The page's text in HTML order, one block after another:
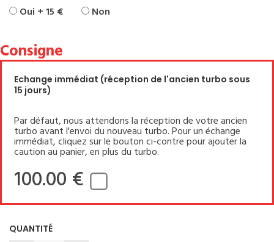
Oui + 15 € Non
Consigne
Echange immédiat (réception de l'ancien turbo sous
15 jours)
Par défaut, nous attendons la réception de votre ancien
turbo avant l'envoi du nouveau turbo. Pour un échange
immédiat, cliquez sur le bouton ci-contre pour ajouter la
caution au panier, en plus du turbo.
100.00 €
QUANTITÉ